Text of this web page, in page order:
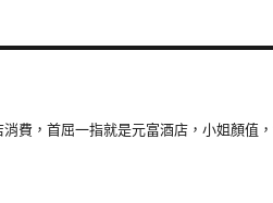
費，首屈一指就是元富酒店，小姐顏值